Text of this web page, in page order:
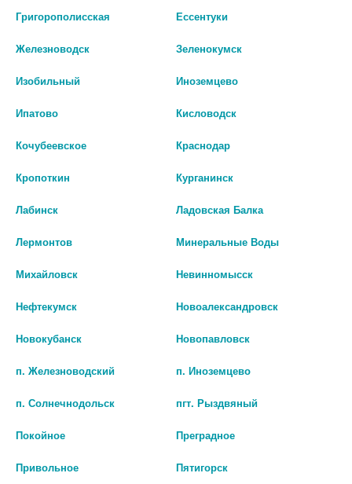
ИНГАЛ. ФЛ. /ГРОТЕКС/
234 руб.
В КОРЗИНУ
АМБРОКСОЛ 7,5МГ/МЛ. 40МЛ. Р-
ФЛ.КАП. /ОЗОН/ 4377
134 руб.
шт
В КОРЗИНУ
Григорополисская Ессентуки
Железноводск Зеленокумск
Изобильный Иноземцево
Ипатово Кисловодск
Кочубеевское Краснодар
Кропоткин Курганинск
Лабинск Ладовская Балка
Лермонтов Минеральные Воды
Михайловск Невинномысск
Нефтекумск Новоалександровск
Новокубанск Новопавловск
п. Железноводский п. Иноземцево
п. Солнечнодольск пгт. Рыздвяный
Покойное Преградное
Привольное Пятигорск